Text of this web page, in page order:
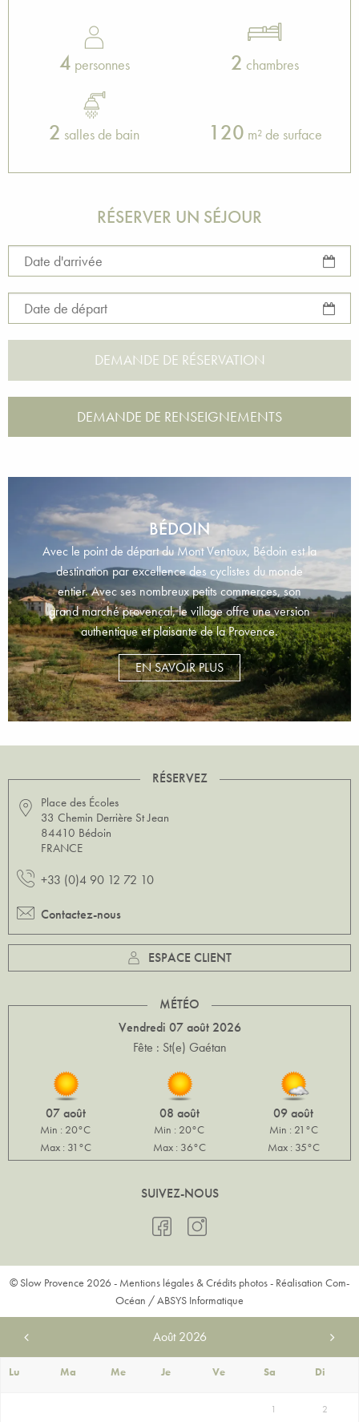
4 personnes 2 chambres
2 salles de bain 120 m² de surface
RÉSERVER UN SÉJOUR
Date d'arrivée
Date de départ
DEMANDE DE RENSEIGNEMENTS
BÉDOIN
Avec le point de départ du Mont Ventoux, Bédoin est la
destination par excellence des cyclistes du monde
entier. Avec ses nombreux petits commerces, son
grand marché provençal, le village offre une version
authentique et plaisante de la Provence.
EN SAVOIR PLUS
RÉSERVEZ
Place des Écoles
33 Chemin Derrière St Jean
84410 Bédoin
FRANCE
+33 (0)4 90 12 72 10
Contactez-nous
ESPACE CLIENT
MÉTÉO
Vendredi 07 août 2026
Fête : St(e) Gaétan
07 août
Min : 20°C
Max : 31°C
08 août
Min : 20°C
Max : 36°C
09 août
Min : 21°C
Max : 35°C
SUIVEZ-NOUS
© Slow Provence 2026 - Mentions légales & Crédits photos- Réalisation Com-
Océan /ABSYS Informatique
Août 2026
Lu Ma Me Je Ve Sa Di
1 2